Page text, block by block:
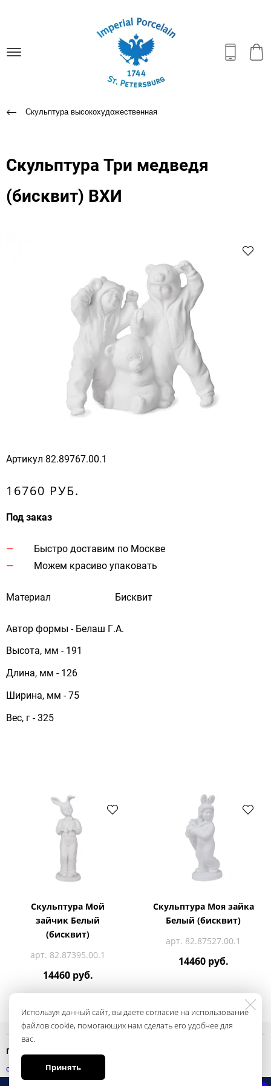
Скульптура высокохудожественная
Скульптура Три медведя
(бисквит) ВХИ
Артикул 82.89767.00.1
16760 РУБ.
Под заказ
Быстро доставим по Москве
Можем красиво упаковать
Материал Бисквит
Автор формы - Белаш Г.А.
Высота, мм - 191
Длина, мм - 126
Ширина, мм - 75
Вес, г - 325
Скульптура Мой
зайчик Белый
(бисквит)
арт. 82.87395.00.1
14460 руб.
Скульптура Моя зайка
Белый (бисквит)
арт. 82.87527.00.1
14460 руб.
Используя данный сайт, вы даете согласие на использование
файлов cookie, помогающих нам сделать его удобнее для
вас.
Принять
Политика конфиденциальности
смотреть